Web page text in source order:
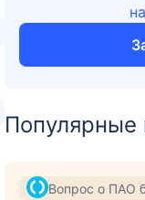
Популярные
Вопрос о ПАО